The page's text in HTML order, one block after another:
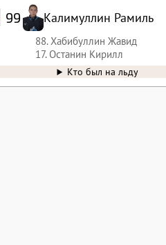
99 Калимуллин Рамиль
88. Хабибуллин Жавид
17. Останин Кирилл
Кто был на льду